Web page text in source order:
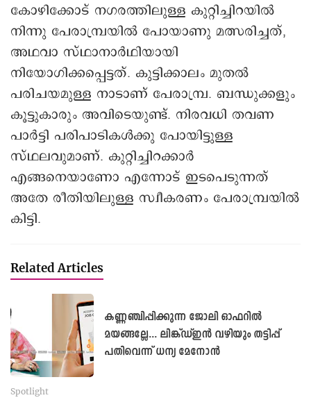
കോഴിക്കോട് നഗരത്തിലുള്ള കുറ്റിച്ചിറയില്‍
നിന്നു പേരാമ്പ്രയില്‍ പോയാണു മത്സരിച്ചത്,
അഥവാ സ്ഥാനാര്‍ഥിയായി
നിയോഗിക്കപ്പെട്ടത്. കുട്ടിക്കാലം മുതല്‍
പരിചയമുള്ള നാടാണ് പേരാമ്പ്ര. ബന്ധുക്കളും
കൂട്ടുകാരും അവിടെയുണ്ട്. നിരവധി തവണ
പാര്‍ട്ടി പരിപാടികള്‍ക്കു പോയിട്ടുള്ള
സ്ഥലവുമാണ്. കുറ്റിച്ചിറക്കാര്‍
എങ്ങനെയാണോ എന്നോട് ഇടപെടുന്നത്
അതേ രീതിയിലുള്ള സ്വീകരണം പേരാമ്പ്രയിൽ
കിട്ടി.
Related Articles
കണ്ണഞ്ചിപ്പിക്കുന്ന ജോലി ഓഫറിൽ
മയങ്ങല്ലേ... ലിങ്ക്ഡ്ഇൻ വഴിയും തട്ടിപ്പ്
പതിവെന്ന് ധന്യ മേനോൻ
Spotlight